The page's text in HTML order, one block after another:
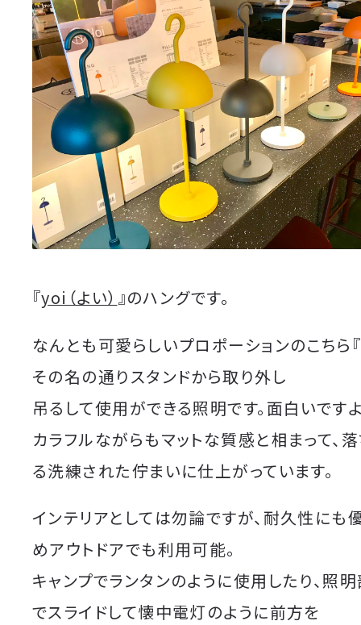
『yoi（よい） 』のハングです。
なんとも可愛らしいプロポーションのこちら『
その名の通りスタンドから取り外し
吊るして使用ができる照明です。面白いです
カラフルながらもマットな質感と相まって、
る洗練された佇まいに仕上がっています。
インテリアとしては勿論ですが、耐久性にも
めアウトドアでも利用可能。
キャンプでランタンのように使用したり、照
でスライドして懐中電灯のように前方を